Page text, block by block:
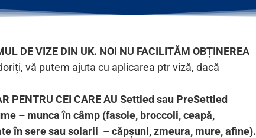
DE VIZE DIN UK. NOI NU FACILITĂM OBȚINEREA
vă putem ajuta cu aplicarea ptr viză, dacă
PENTRU CEI CARE AU Settled sau PreSettled
– munca în câmp (fasole, broccoli, ceapă,
în sere sau solarii – căpșuni, zmeura, mure, afine).